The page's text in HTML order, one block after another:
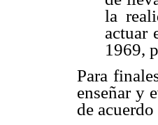
la
actuar
1969,
Para
enseñar y
de